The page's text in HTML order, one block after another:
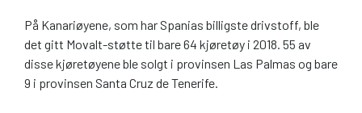
På Kanariøyene, som har Spanias billigste drivstoff, ble
det gitt Movalt-støtte til bare 64 kjøretøy i 2018. 55 av
disse kjøretøyene ble solgt i provinsen Las Palmas og bare
9 i provinsen Santa Cruz de Tenerife.